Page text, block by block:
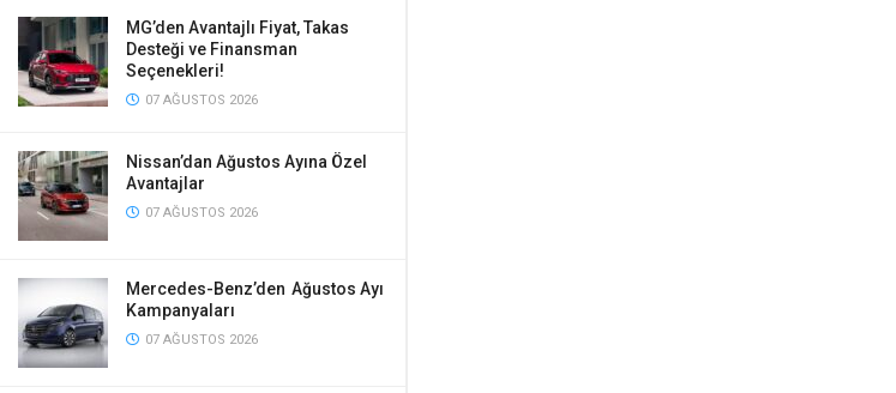
MG’den Avantajlı Fiyat, Takas
Desteği ve Finansman
Seçenekleri!
07 AĞUSTOS 2026
Nissan’dan Ağustos Ayına Özel
Avantajlar
07 AĞUSTOS 2026
Mercedes-Benz’den Ağustos Ayı
Kampanyaları
07 AĞUSTOS 2026